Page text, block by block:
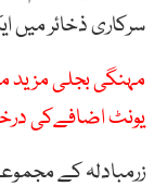
سرکاری ذخائر میں ایک کروڑ 56 لاکھ
یونٹ اضافےکی